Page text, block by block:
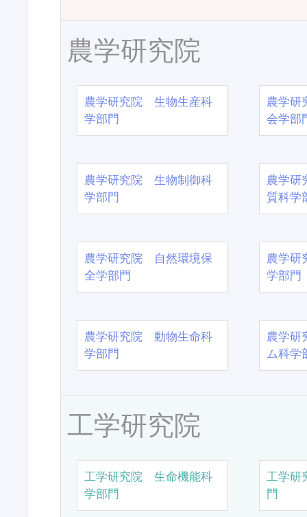
農学研究院
農学研究院 生物生産科
学部門
農学
会学部
農学研究院 生物制御科
学部門
農学
質科学
農学研究院 自然環境保
全学部門
農学
学部門
農学研究院 動物生命科
学部門
農学
ム科学
工学研究院
工学研究院 生命機能科
学部門
工学研
門